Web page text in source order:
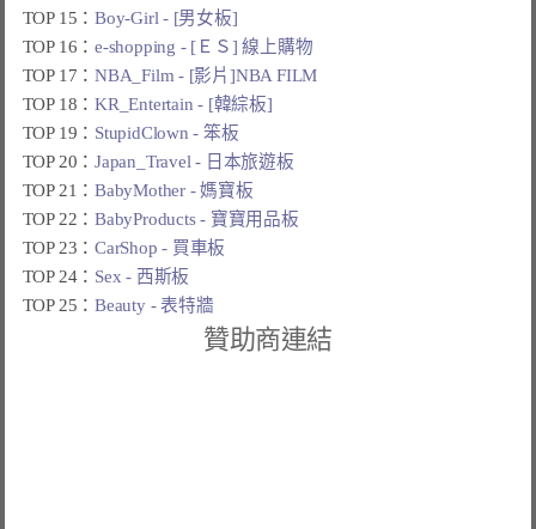
TOP 15：Boy-Girl - [男女板]
TOP 16：e-shopping - [ＥＳ] 線上購物
TOP 17：NBA_Film - [影片]NBA FILM
TOP 18：KR_Entertain - [韓綜板]
TOP 19： StupidClown - 笨板
TOP 20：Japan_Travel - 日本旅遊板
TOP 21：BabyMother - 媽寶板
TOP 22：BabyProducts - 寶寶用品板
TOP 23：CarShop - 買車板
TOP 24： Sex - 西斯板
TOP 25：Beauty - 表特牆
贊助商連結